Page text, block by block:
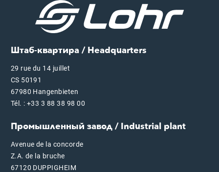
Штаб-квартира / Headquarters
29 rue du 14 juillet
CS 50191
67980 Hangenbieten
Tél. : +33 3 88 38 98 00
Промышленный завод / Industrial plant
Avenue de la concorde
Z.A. de la bruche
67120 DUPPIGHEIM